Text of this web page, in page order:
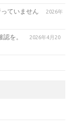
ていません
2026年
を。
2026年4月20